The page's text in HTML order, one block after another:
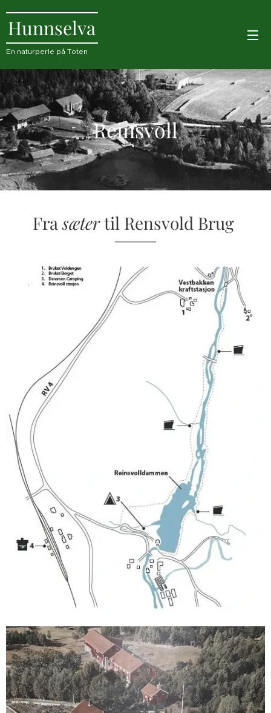
Hunnselva
En naturperle på Toten
Reinsvoll
Frasætertil Rensvold Brug